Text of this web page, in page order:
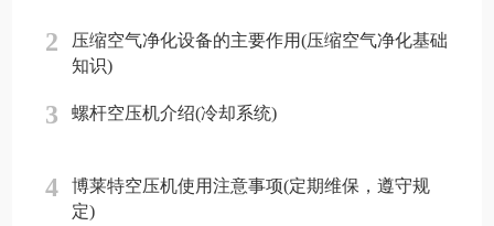
2
压缩空气净化设备的主要作用(压缩空气净化基础
知识)
3 螺杆空压机介绍(冷却系统)
4
博莱特空压机使用注意事项(定期维保，遵守规
定)